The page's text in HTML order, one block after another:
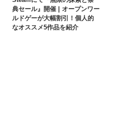
典セール』開催 | オープンワー
ルドゲーが大幅割引！個人的
なオススメ5作品を紹介